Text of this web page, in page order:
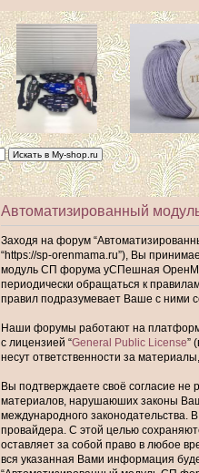
Автоматизированный
Заходя на форум
“https://sp-orenmama.ru”), Вы
модуль СП форума уСПешная
периодически обращаться к
правил подразумевает Ваше с ними
Наши форумы работают на платформе
с лицензией “General Public License”
несут ответственности за
Вы подтверждаете своё согласие не
материалов, нарушаюших законы
международного законодательства.
провайдера. С этой целью
оставляет за собой право в любое
вся указанная Вами информация